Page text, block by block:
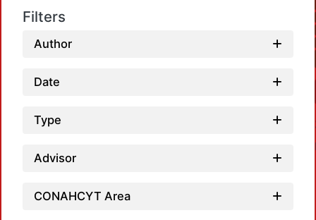
Filters
Author
Date
Type
Advisor
CONAHCYT Area